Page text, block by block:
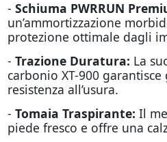
- Schiuma PWRRUN
un’ammortizzazione
protezione ottimale dagli
- Trazione Duratura: La
carbonio XT-900
resistenza all’usura.
- Tomaia Traspirante: Il
piede fresco e offre una